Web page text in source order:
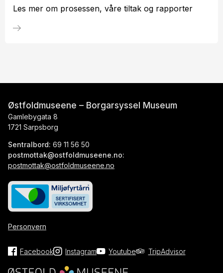
Les mer om prosessen, våre tiltak og rapporter
Østfoldmuseene – Borgarsyssel Museum
Gamlebygata 8
1721 Sarpsborg
Sentralbord: 69 11 56 50
postmottak@ostfoldmuseene.no:
postmottak@ostfoldmuseene.no
Personvern
Facebook Instagram Youtube TripAdvisor